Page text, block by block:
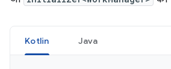
Kotlin Java